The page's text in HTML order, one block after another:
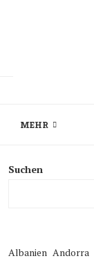
MEHR
Suchen
Albanien Andorra